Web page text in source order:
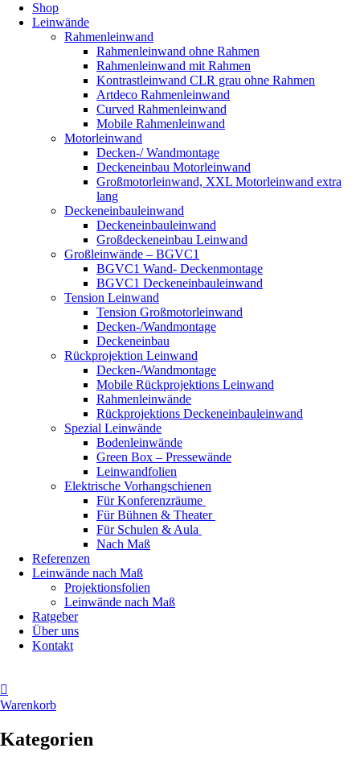
Shop
Leinwände
Rahmenleinwand
Rahmenleinwand ohne Rahmen
Rahmenleinwand mit Rahmen
Kontrastleinwand CLR grau ohne Rahmen
Artdeco Rahmenleinwand
Curved Rahmenleinwand
Mobile Rahmenleinwand
Motorleinwand
Decken-/ Wandmontage
Deckeneinbau Motorleinwand
Großmotorleinwand, XXL Motorleinwand extra
lang
Deckeneinbauleinwand
Deckeneinbauleinwand
Großdeckeneinbau Leinwand
Großleinwände – BGVC1
BGVC1 Wand- Deckenmontage
BGVC1 Deckeneinbauleinwand
Tension Leinwand
Tension Großmotorleinwand
Decken-/Wandmontage
Deckeneinbau
Rückprojektion Leinwand
Decken-/Wandmontage
Mobile Rückprojektions Leinwand
Rahmenleinwände
Rückprojektions Deckeneinbauleinwand
Spezial Leinwände
Bodenleinwände
Green Box – Pressewände
Leinwandfolien
Elektrische Vorhangschienen
Für Konferenzräume
Für Bühnen & Theater
Für Schulen & Aula
Nach Maß
Referenzen
Leinwände nach Maß
Projektionsfolien
Leinwände nach Maß
Ratgeber
Über uns
Kontakt
Warenkorb
Kategorien